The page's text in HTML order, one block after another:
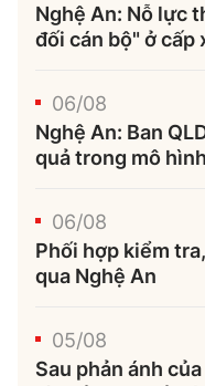
Nghệ An: Nỗ lực
đối cán bộ" ở cấp
06/08
Nghệ An: Ban
quả trong mô
06/08
Phối hợp kiểm
qua Nghệ An
05/08
Sau phản ánh